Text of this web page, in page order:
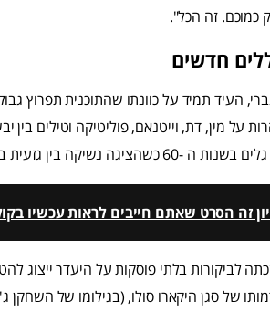
כמוכם. זה הכל".
חדשים
העיד תמיד על כוונתו שהתוכנית תפרוץ
על מין, דת, וייטנאם, פוליטיקה וטילים בין
זה הסרט שאתם חייבים לראות עכשיו
לביקורות בלתי פוסקות על היעדר ייצוג
של סגן היקארו סולו, (בגילומו של השחקן